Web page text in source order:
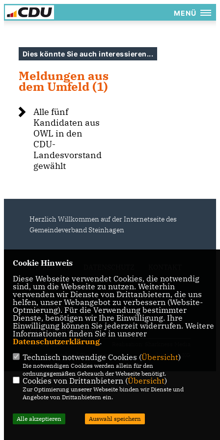
MENÜ
Dies könnte Sie auch interessieren...
Meldungen aus
dem Umfeld (1)
Alle fünf
Kandidaten aus
OWL in den
CDU-
Landesvorstand
gewählt
Herzlich Willkommen auf der Internetseite des
Gemeindeverband Steinhagen
IMPRESSUM
CDU Gütersloh
CDU NRW
CDU Deutschlands
@2026 CDU
Gemeindeverband Steinhagen
Alle Rechte vorbehalten.
GmbH & Co. KG
Cookie Hinweis
Diese Webseite verwendet Cookies, die notwendig
sind, um die Webseite zu nutzen. Weiterhin
verwenden wir Dienste von Drittanbietern, die uns
helfen, unser Webangebot zu verbessern (Website-
Optmierung). Für die Verwendung bestimmter
Dienste, benötigen wir Ihre Einwilligung. Ihre
Einwilligung können Sie jederzeit widerrufen. Weitere
Informationen finden Sie in unserer
Datenschutzerklärung.
Technisch notwendige Cookies (Übersicht)
Die notwendigen Cookies werden allein für den
ordnungsgemäßen Gebrauch der Webseite benötigt.
Cookies von Drittanbietern (Übersicht)
Zur Optimierung unserer Webseite binden wir Dienste und
Angebote von Drittanbietern ein.
Alle akzeptieren Auswahl speichern